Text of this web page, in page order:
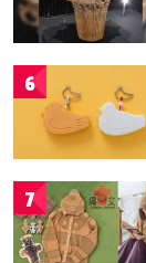
6
7